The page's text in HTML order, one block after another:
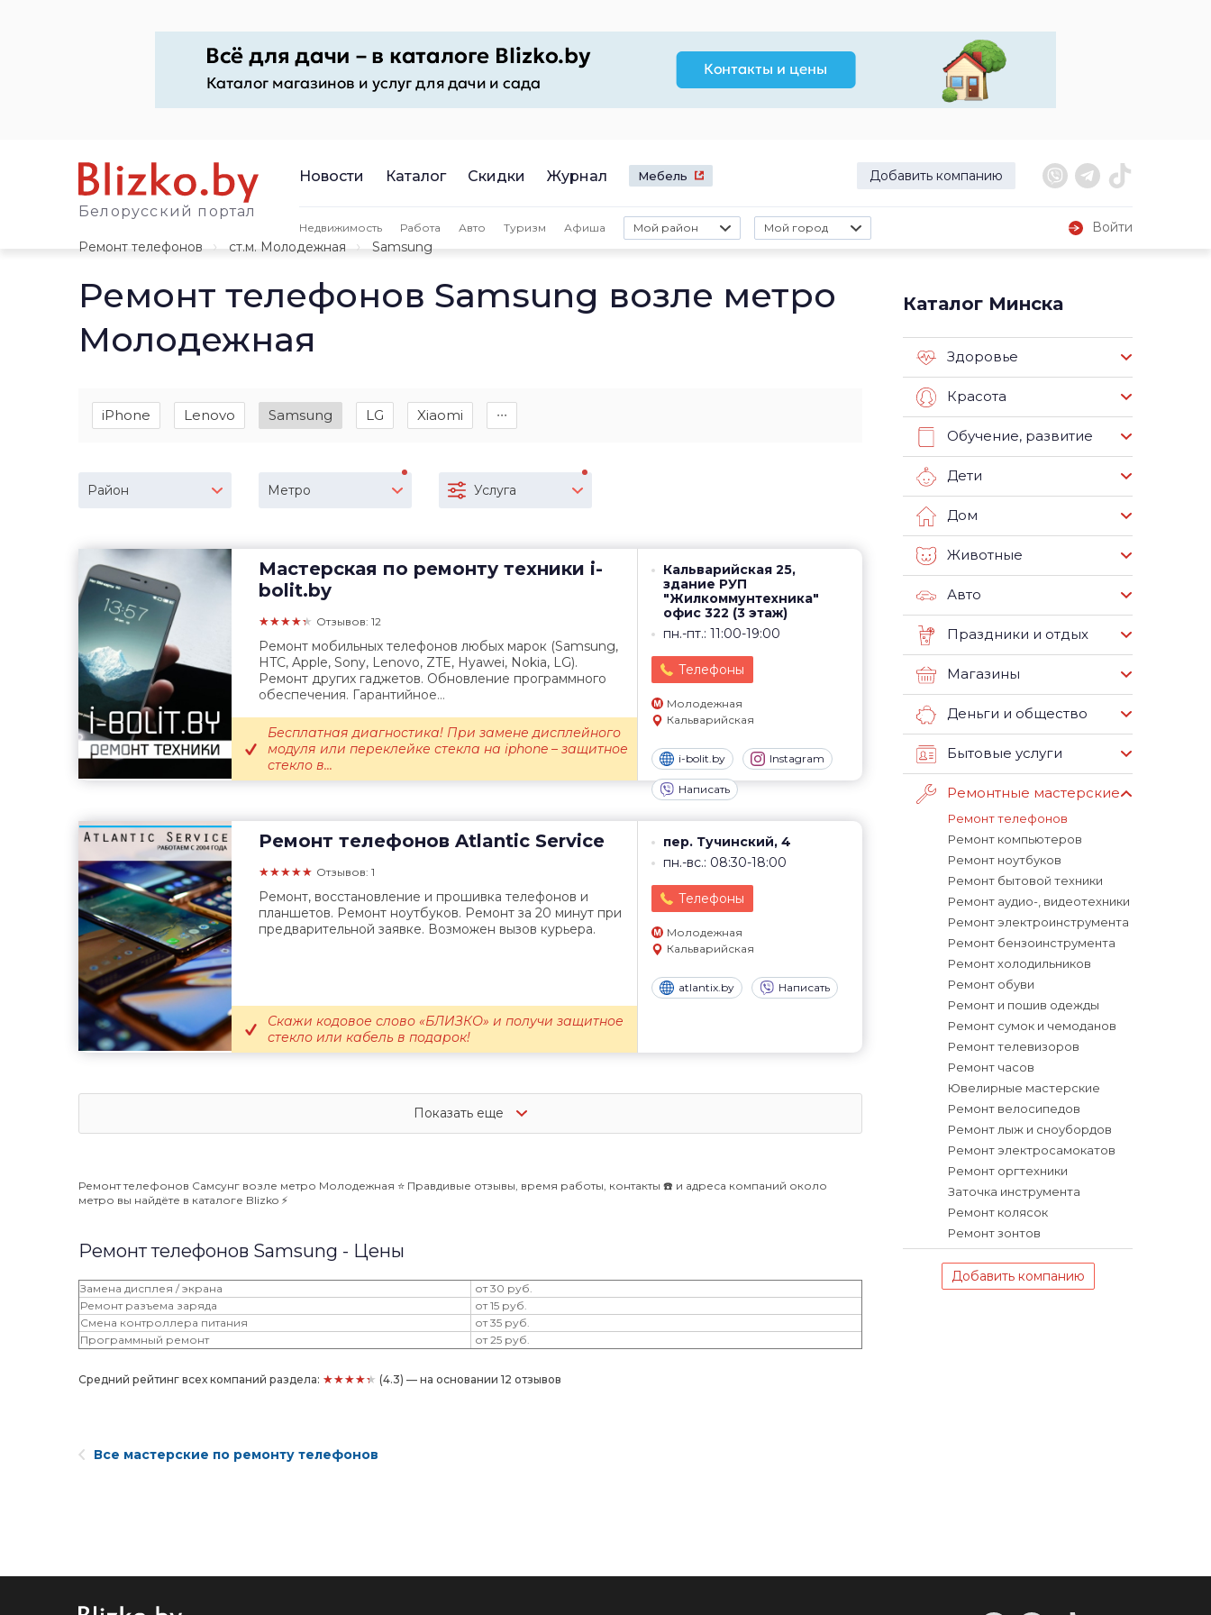
Белорусский портал
Новости Каталог Скидки Журнал Мебель Добавить компанию
Недвижимость Работа Авто Туризм Афиша Мой район Мой город
Войти
Ремонт телефонов
ст.м. Молодежная Samsung
Ремонт телефонов Samsung возле метро
Молодежная
iPhone Lenovo Samsung LG Xiaomi ∙∙∙
Район Метро Услуга
Мастерская по ремонту техники i-
bolit.by
★★★★★ Отзывов: 12
Кальварийская 25,
здание РУП
"Жилкоммунтехника"
офис 322 (3 этаж)
пн.-пт.: 11:00-19:00
Телефоны
Молодежная
Кальварийская
i-bolit.by Instagram
Написать
Ремонт мобильных телефонов любых марок (Samsung,
HTC, Apple, Sony, Lenovo, ZTE, Hyawei, Nokia, LG).
Ремонт других гаджетов. Обновление программного
обеспечения. Гарантийное...
Бесплатная диагностика! При замене дисплейного
модуля или переклейке стекла на iphone – защитное
стекло в...
Ремонт телефонов Atlantic Service
★★★★★ Отзывов: 1
пер. Тучинский, 4
пн.-вс.: 08:30-18:00
Телефоны
Молодежная
Кальварийская
atlantix.by Написать
Ремонт, восстановление и прошивка телефонов и
планшетов. Ремонт ноутбуков. Ремонт за 20 минут при
предварительной заявке. Возможен вызов курьера.
Скажи кодовое слово «БЛИЗКО» и получи защитное
стекло или кабель в подарок!
Показать еще
Ремонт телефонов Самсунг возле метро Молодежная ⭐️ Правдивые отзывы, время работы, контакты ☎️ и адреса компаний около
метро вы найдёте в каталоге Blizko ⚡️
Ремонт телефонов Samsung - Цены
Замена дисплея / экрана
от 30 руб.
Ремонт разъема заряда
от 15 руб.
Смена контроллера питания
от 35 руб.
Программный ремонт
от 25 руб.
Средний рейтинг всех компаний раздела: ★★★★★ (4.3) — на основании 12 отзывов
Каталог Минска
Здоровье
Красота
Обучение, развитие
Дети
Дом
Животные
Авто
Праздники и отдых
Магазины
Деньги и общество
Бытовые услуги
Ремонтные мастерские
Ремонт телефонов
Ремонт компьютеров
Ремонт ноутбуков
Ремонт бытовой техники
Ремонт аудио-, видеотехники
Ремонт электроинструмента
Ремонт бензоинструмента
Ремонт холодильников
Ремонт обуви
Ремонт и пошив одежды
Ремонт сумок и чемоданов
Ремонт телевизоров
Ремонт часов
Ювелирные мастерские
Ремонт велосипедов
Ремонт лыж и сноубордов
Ремонт электросамокатов
Ремонт оргтехники
Заточка инструмента
Ремонт колясок
Ремонт зонтов
Добавить компанию
Все мастерские по ремонту телефонов